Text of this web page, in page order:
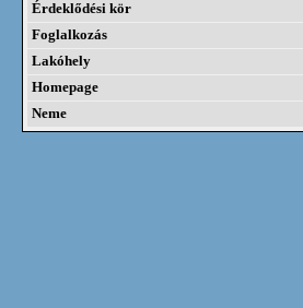
Érdeklődési kör
Foglalkozás
Lakóhely
Homepage
Neme